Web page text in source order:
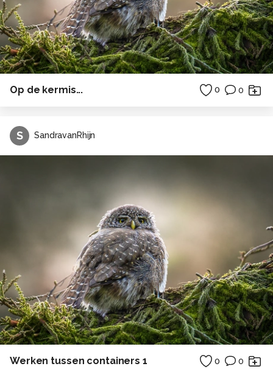
Op de kermis... 0 0
S SandravanRhijn
Werken tussen containers 1 0 0